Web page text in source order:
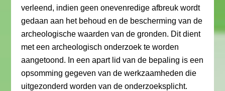
verleend, indien geen onevenredige afbreuk wordt
gedaan aan het behoud en de bescherming van de
archeologische waarden van de gronden. Dit dient
met een archeologisch onderzoek te worden
aangetoond. In een apart lid van de bepaling is een
opsomming gegeven van de werkzaamheden die
uitgezonderd worden van de onderzoeksplicht.